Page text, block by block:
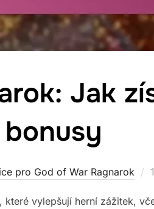
Jak
bonusy
pro God of War Ragnarok
vylepšují herní zážitek,